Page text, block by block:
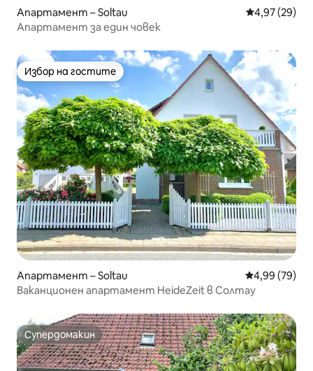
Апартамент – Soltau Средна
4,97 (29)
Апартамент за един човек
Избор на гостите
Избор на гостите
Апартамент – Soltau Средна
4,99 (79)
Ваканционен апартамент HeideZeit в Солтау
Супердомакин
Супердомакин